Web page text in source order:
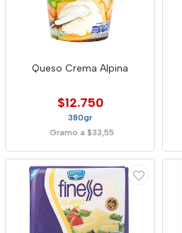
Queso Crema Alpina
$12.750
380gr
Gramo a $33,55